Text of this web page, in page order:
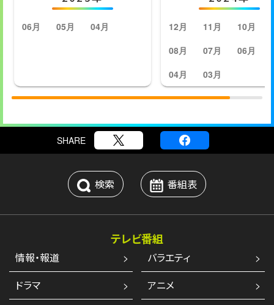
06月 05月 04月 12月 11月 10月
08月
07月 06月
04月
03月
SHARE
検索 番組表
テレビ番組
情報・報道
バラエティ
ドラマ
アニメ